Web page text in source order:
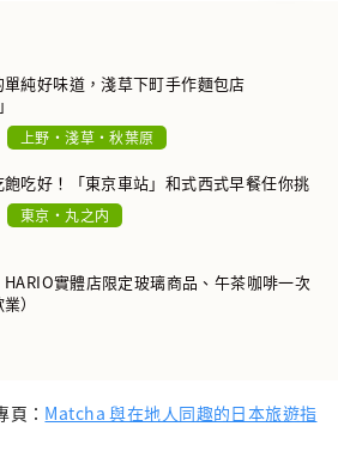
純好味道，淺草下町手作麵包店
上野・淺草・秋葉原
吃好！「東京車站」和式西式早餐任你挑
東京・丸之内
HARIO實體店限定玻璃商品、午茶咖啡一次
）
： Matcha 與在地人同趣的日本旅遊指